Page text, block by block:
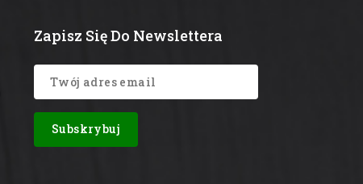
Zapisz Się Do Newslettera